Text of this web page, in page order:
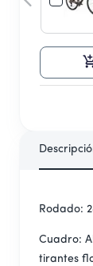
Rodado:
Cuadro:
tirantes